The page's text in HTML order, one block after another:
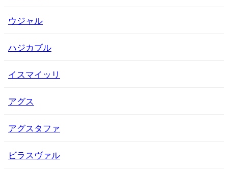
ウジャル
ハジカブル
イスマイッリ
アグス
アグスタファ
ビラスヴァル